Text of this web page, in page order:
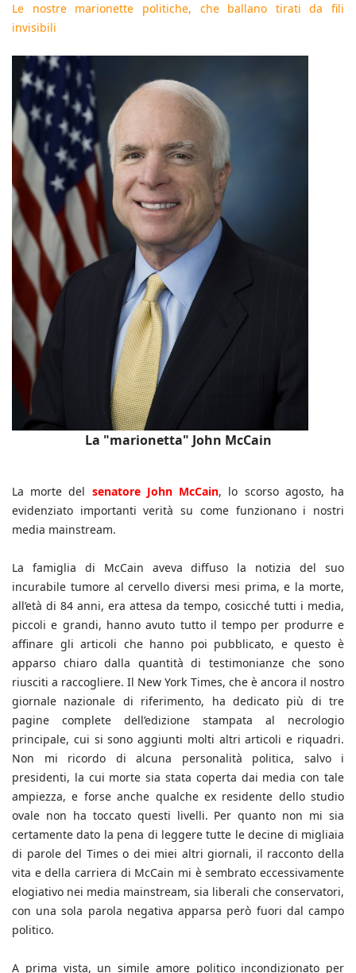
Le nostre marionette politiche, che ballano tirati da fili
invisibili
La "marionetta" John McCain
La morte del senatore John McCain, lo scorso agosto, ha
evidenziato importanti verità su come funzionano i nostri
media mainstream.
La famiglia di McCain aveva diffuso la notizia del suo
incurabile tumore al cervello diversi mesi prima, e la morte,
all’età di 84 anni, era attesa da tempo, cosicché tutti i media,
piccoli e grandi, hanno avuto tutto il tempo per produrre e
affinare gli articoli che hanno poi pubblicato, e questo è
apparso chiaro dalla quantità di testimonianze che sono
riusciti a raccogliere. Il New York Times, che è ancora il nostro
giornale nazionale di riferimento, ha dedicato più di tre
pagine complete dell’edizione stampata al necrologio
principale, cui si sono aggiunti molti altri articoli e riquadri.
Non mi ricordo di alcuna personalità politica, salvo i
presidenti, la cui morte sia stata coperta dai media con tale
ampiezza, e forse anche qualche ex residente dello studio
ovale non ha toccato questi livelli. Per quanto non mi sia
certamente dato la pena di leggere tutte le decine di migliaia
di parole del Times o dei miei altri giornali, il racconto della
vita e della carriera di McCain mi è sembrato eccessivamente
elogiativo nei media mainstream, sia liberali che conservatori,
con una sola parola negativa apparsa però fuori dal campo
politico.
A prima vista, un simile amore politico incondizionato per